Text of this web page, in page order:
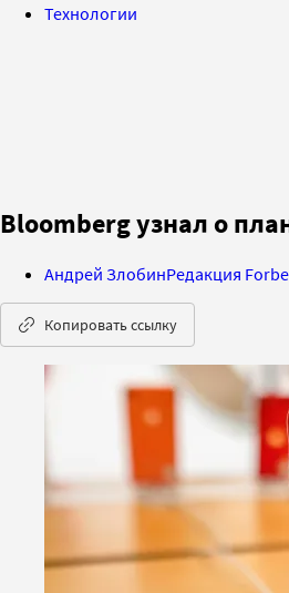
Технологии
Bloomberg узнал о
Андрей ЗлобинРедакция
Копировать ссылку